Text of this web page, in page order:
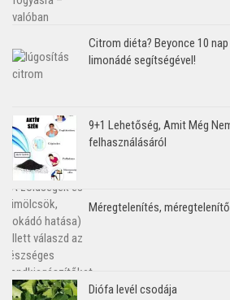
Citrom diéta? Beyonce 10
limonádé segítségével!
9+1 Lehetőség, Amit Még
felhasználásáról
Méregtelenítés,
Diófa levél csodája